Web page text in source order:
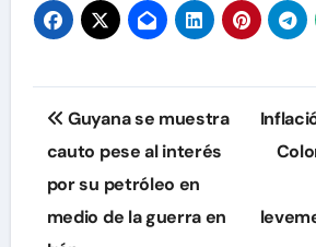
Navegación
de
entradas
Guyana se muestra
cauto pese al interés
por su petróleo en
medio de la guerra en